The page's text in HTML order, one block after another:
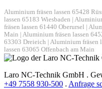
Aluminium fräsen lassen 65428
lassen 65183 Wiesbaden
fräsen lassen 61440 Oberursel
Main
Aluminium fräsen lassen
63303 Dreieich
Aluminium fräsen
lassen 63065 Offenbach am Main
Laro NC-Technik GmbH .
+49 7558 930-500 . Anfrage